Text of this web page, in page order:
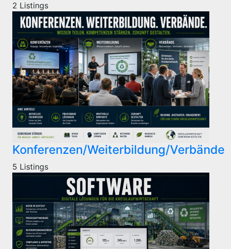
2 Listings
Konferenzen/Weiterbildung/Verbände
5 Listings